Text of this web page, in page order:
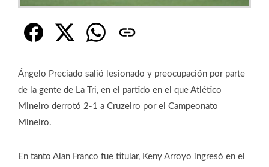
Ángelo Preciado salió lesionado y preocupación por parte
de la gente de La Tri, en el partido en el que Atlético
Mineiro derrotó 2-1 a Cruzeiro por el Campeonato
Mineiro.
En tanto Alan Franco fue titular, Keny Arroyo ingresó en el